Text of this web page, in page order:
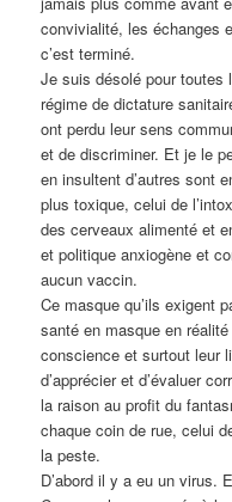
convivialité, les échanges
c’est terminé.
Je suis désolé pour toutes
régime de dictature
ont perdu leur sens
et de discriminer. Et je le
en insultent d’autres sont
plus toxique, celui de
des cerveaux alimenté et
et politique anxiogène et
aucun vaccin.
Ce masque qu’ils exigent
santé en masque en
conscience et surtout leur
d’apprécier et d’évaluer
la raison au profit du
chaque coin de rue, celui
la peste.
D’abord il y a eu un virus.